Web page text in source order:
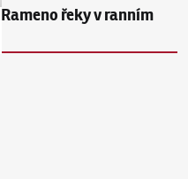
Rameno řeky v ranním